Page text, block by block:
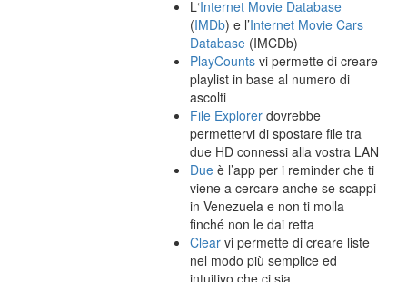
L‘Internet Movie Database
(IMDb) e l’Internet Movie Cars
Database (IMCDb)
PlayCounts vi permette di creare
playlist in base al numero di
ascolti
File Explorer dovrebbe
permettervi di spostare file tra
due HD connessi alla vostra LAN
Due è l’app per i reminder che ti
viene a cercare anche se scappi
in Venezuela e non ti molla
finché non le dai retta
Clear vi permette di creare liste
nel modo più semplice ed
intuitivo che ci sia